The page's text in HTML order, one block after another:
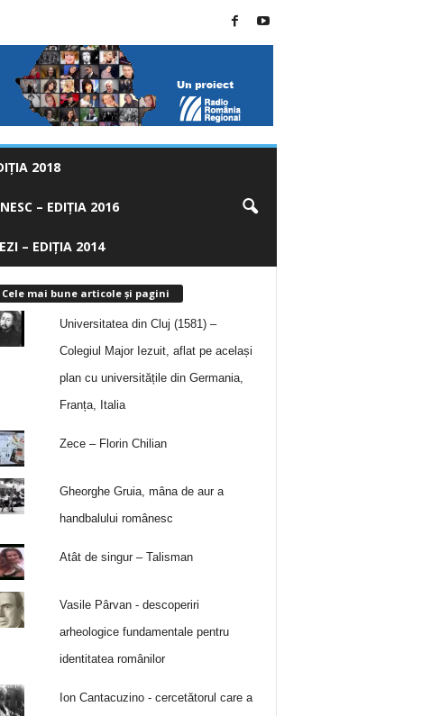
2018
– EDIȚIA 2016
– EDIȚIA 2014
Cele mai bune articole și pagini
Universitatea din Cluj (1581) –
Colegiul Major Iezuit, aflat pe același
plan cu universitățile din Germania,
Franța, Italia
Zece – Florin Chilian
Gheorghe Gruia, mâna de aur a
handbalului românesc
Atât de singur – Talisman
Vasile Pârvan - descoperiri
arheologice fundamentale pentru
identitatea românilor
Ion Cantacuzino - cercetătorul care a